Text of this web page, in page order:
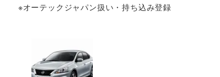
※オーテックジャパン扱い・持ち込み登録